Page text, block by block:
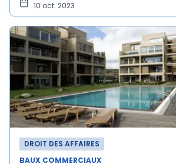
10 oct. 2023
DROIT DES AFFAIRES
BAUX COMMERCIAUX